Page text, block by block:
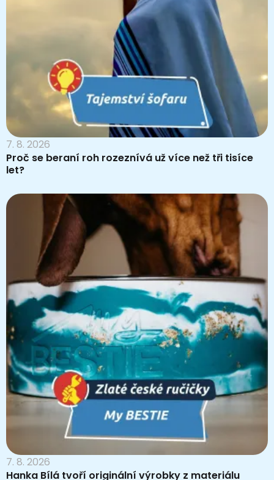
7. 8. 2026
Proč se beraní roh rozeznívá už více než tři tisíce
let?
7. 8. 2026
Hanka Bílá tvoří originální výrobky z materiálu